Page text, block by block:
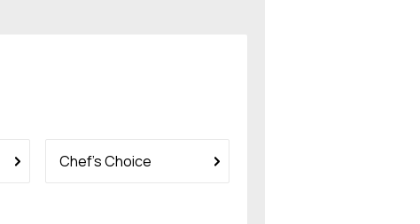
Chef’s Choice